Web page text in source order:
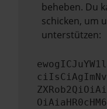
beheben. Du
schicken, um
unterstützen: